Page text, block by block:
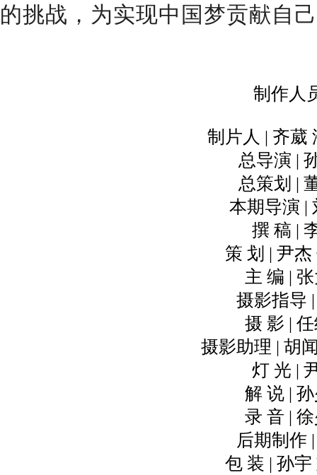
的挑战，为实现中国梦贡献自
制作人
制片人 | 齐葳
总导演 |
总策划 |
本期导演 |
撰 稿 |
策 划 | 尹
主 编 |
摄影指导
摄 影 |
摄影助理 | 胡
灯 光 |
解 说 |
录 音 |
后期制作
包 装 | 孙